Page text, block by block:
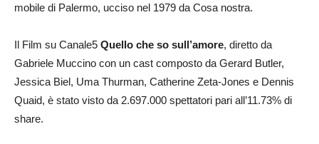
mobile di Palermo, ucciso nel 1979 da Cosa nostra.
Il Film su Canale5 Quello che so sull’amore, diretto da
Gabriele Muccino con un cast composto da Gerard Butler,
Jessica Biel, Uma Thurman, Catherine Zeta-Jones e Dennis
Quaid, è stato visto da 2.697.000 spettatori pari all’11.73% di
share.